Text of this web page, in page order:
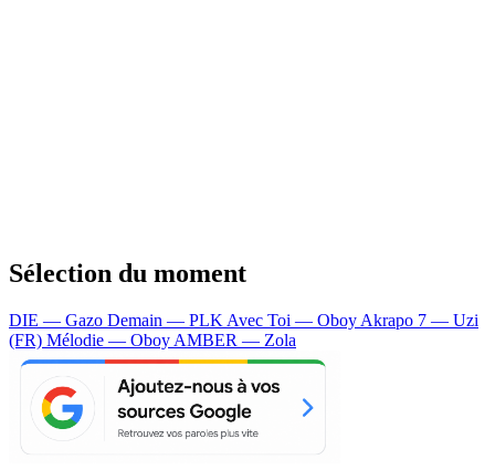
Sélection du moment
DIE — Gazo Demain — PLK Avec Toi — Oboy Akrapo 7 — Uzi
(FR) Mélodie — Oboy AMBER — Zola